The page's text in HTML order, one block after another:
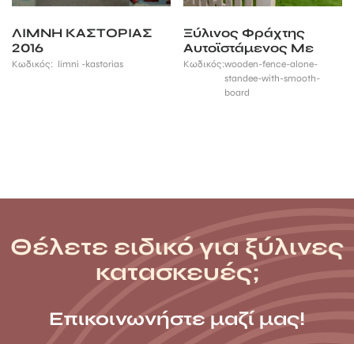
ΛΙΜΝΗ ΚΑΣΤΟΡΙΑΣ
2016
Κωδικός: limni -kastorias
Ξύλινος Φράχτης
Αυτοϊστάμενος Με
Λεία Τάβλα
Κωδικός:wooden-fence-alone-
standee-with-smooth-
board
Θέλετε ειδικό για ξύλινες
κατασκευές;
Επικοινωνήστε μαζί μας!